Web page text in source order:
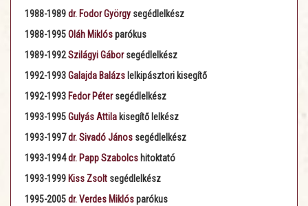
1988-1989dr. Fodor György segédlelkész
1988-1995Oláh Miklósparókus
1989-1992Szilágyi Gáborsegédlelkész
1992-1993Galajda Balázs lelkipásztori kisegítő
1992-1993 Fedor Pétersegédlelkész
1993-1995Gulyás Attila kisegítő lelkész
1993-1997dr. Sivadó János segédlelkész
1993-1994dr. Papp Szabolcs hitoktató
1993-1999 Kiss Zsolt segédlelkész
1995-2005dr. Verdes Miklósparókus